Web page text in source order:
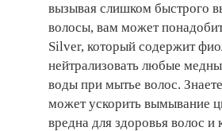
вызывая слишком быстрого
волосы, вам может
Silver, который содержит
нейтрализовать любые
воды при мытье волос.
может ускорить вымывание
вредна для здоровья волос